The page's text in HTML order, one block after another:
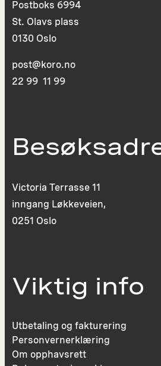
Postboks 6994
St. Olavs plass
0130 Oslo
post@koro.no
22 99 11 99
Victoria Terrasse 11
inngang Løkkeveien,
0251 Oslo
Viktig info
Utbetaling og fakturering
Personvernerklæring
Om opphavsrett